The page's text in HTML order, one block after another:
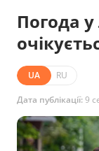
Погода у
UA RU
Дата публікації:9